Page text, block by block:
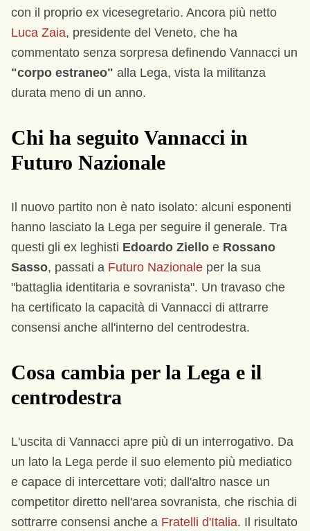
con il proprio ex vicesegretario. Ancora più netto
Luca Zaia, presidente del Veneto, che ha
commentato senza sorpresa definendo Vannacci un
"corpo estraneo" alla Lega, vista la militanza
durata meno di un anno.
Chi ha seguito Vannacci in
Futuro Nazionale
Il nuovo partito non è nato isolato: alcuni esponenti
hanno lasciato la Lega per seguire il generale. Tra
questi gli ex leghisti Edoardo Ziello e Rossano
Sasso, passati a Futuro Nazionale per la sua
"battaglia identitaria e sovranista". Un travaso che
ha certificato la capacità di Vannacci di attrarre
consensi anche all'interno del centrodestra.
Cosa cambia per la Lega e il
centrodestra
L'uscita di Vannacci apre più di un interrogativo. Da
un lato la Lega perde il suo elemento più mediatico
e capace di intercettare voti; dall'altro nasce un
competitor diretto nell'area sovranista, che rischia di
sottrarre consensi anche a Fratelli d'Italia. Il risultato